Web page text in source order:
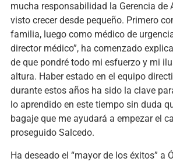
mucha responsabilidad la Gerencia de
visto crecer desde pequeño. Primero
familia, luego como médico de
director médico”, ha comenzado
de que pondré todo mi esfuerzo y mi
altura. Haber estado en el equipo
durante estos años ha sido la clave
lo aprendido en este tiempo sin duda
bagaje que me ayudará a empezar el
proseguido Salcedo.
Ha deseado el “mayor de los éxitos” a